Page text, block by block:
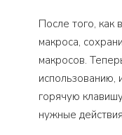
После того, как
макроса,
макросов.
использованию,
горячую
нужные